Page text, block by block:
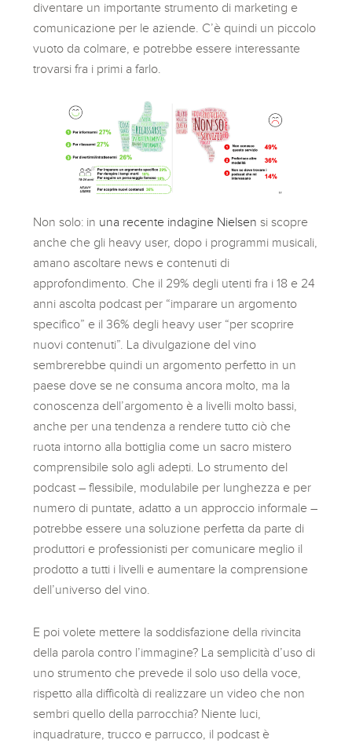
diventare un importante strumento di marketing e
comunicazione per le aziende. C’è quindi un piccolo
vuoto da colmare, e potrebbe essere interessante
trovarsi fra i primi a farlo.
Non solo: in una recente indagine Nielsen si scopre
anche che gli heavy user, dopo i programmi musicali,
amano ascoltare news e contenuti di
approfondimento. Che il 29% degli utenti fra i 18 e 24
anni ascolta podcast per “imparare un argomento
specifico” e il 36% degli heavy user “per scoprire
nuovi contenuti”. La divulgazione del vino
sembrerebbe quindi un argomento perfetto in un
paese dove se ne consuma ancora molto, ma la
conoscenza dell’argomento è a livelli molto bassi,
anche per una tendenza a rendere tutto ciò che
ruota intorno alla bottiglia come un sacro mistero
comprensibile solo agli adepti. Lo strumento del
podcast – flessibile, modulabile per lunghezza e per
numero di puntate, adatto a un approccio informale –
potrebbe essere una soluzione perfetta da parte di
produttori e professionisti per comunicare meglio il
prodotto a tutti i livelli e aumentare la comprensione
dell’universo del vino.
E poi volete mettere la soddisfazione della rivincita
della parola contro l’immagine? La semplicità d’uso di
uno strumento che prevede il solo uso della voce,
rispetto alla difficoltà di realizzare un video che non
sembri quello della parrocchia? Niente luci,
inquadrature, trucco e parrucco, il podcast è